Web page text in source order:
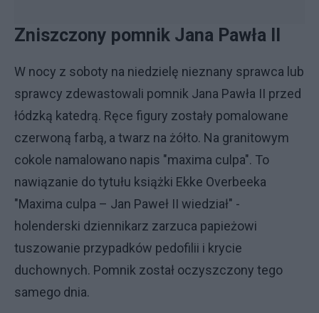
Zniszczony pomnik Jana Pawła II
W nocy z soboty na niedzielę nieznany sprawca lub
sprawcy zdewastowali pomnik Jana Pawła II przed
łódzką katedrą. Ręce figury zostały pomalowane
czerwoną farbą, a twarz na żółto. Na granitowym
cokole namalowano napis "maxima culpa". To
nawiązanie do tytułu książki Ekke Overbeeka
"Maxima culpa – Jan Paweł II wiedział" -
holenderski dziennikarz zarzuca papieżowi
tuszowanie przypadków pedofilii i krycie
duchownych. Pomnik został oczyszczony tego
samego dnia.